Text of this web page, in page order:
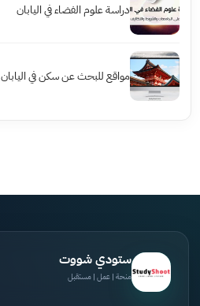
دراسة علوم الفضاء في اليابان
مواقع للبحث عن سكن في اليابان
ستودي شووت
منحة | عمل | مستقبل